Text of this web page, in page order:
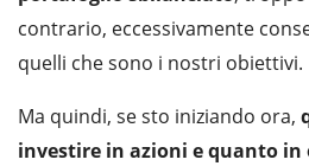
contrario, eccessivamente
quelli che sono i nostri obiettivi.
Ma quindi, se sto iniziando ora,
investire in azioni e quanto in